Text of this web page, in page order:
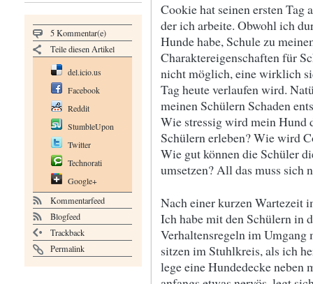
5 Kommentar(e)
Teile diesen Artikel
del.icio.us
Facebook
Reddit
StumbleUpon
Twitter
Technorati
Google+
Kommentarfeed
Blogfeed
Trackback
Permalink
Cookie hat seinen ersten Tag
der ich arbeite. Obwohl ich
Hunde habe, Schule zu
Charaktereigenschaften für
nicht möglich, eine wirklich
Tag heute verlaufen wird.
meinen Schülern Schaden
Wie stressig wird mein Hund
Schülern erleben? Wie wird
Wie gut können die Schüler
umsetzen? All das muss sich
Nach einer kurzen Wartezeit
Ich habe mit den Schülern in
Verhaltensregeln im
sitzen im Stuhlkreis, als ich
lege eine Hundedecke